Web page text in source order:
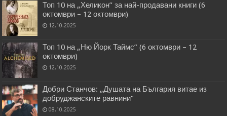
Топ 10 на „Хеликон” за най-продавани книги (6
октомври – 12 октомври)
12.10.2025
Топ 10 на „Ню Йорк Таймс” (6 октомври – 12
октомври)
12.10.2025
Добри Станчов: „Душата на България витае из
добруджанските равнини“
08.10.2025